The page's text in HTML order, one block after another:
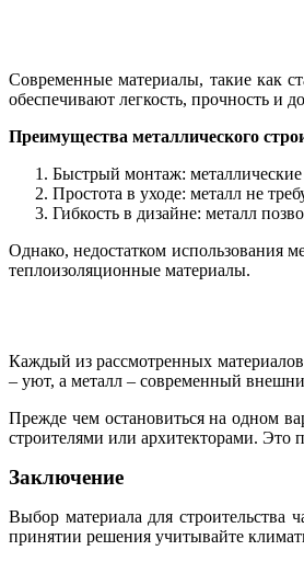
Современные материалы, такие как
обеспечивают легкость, прочность и
Преимущества металлического
Быстрый монтаж:
Простота в уходе: металл не
Гибкость в дизайне: металл
Однако, недостатком использования
теплоизоляционные материалы.
Каждый из рассмотренных материалов
– уют, а металл – современный
Прежде чем остановиться на одном
строителями или архитекторами. Это
Заключение
Выбор материала для строительства
принятии решения учитывайте